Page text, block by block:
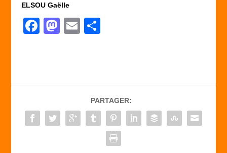
ELSOU Gaëlle
F
b
o
o
M
d
o
n
E
er
PARTAGER: